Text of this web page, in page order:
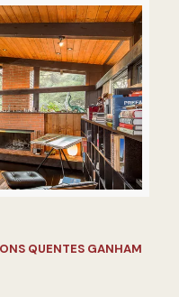
QUENTES GANHAM